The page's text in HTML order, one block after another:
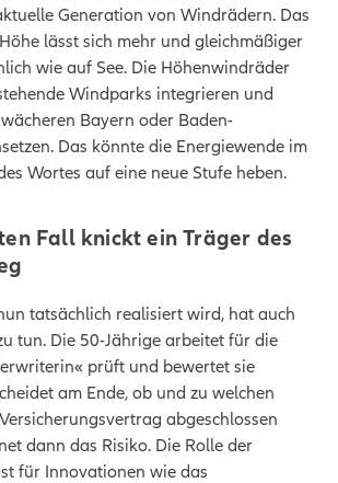
Generation von Windrädern. Das
lässt sich mehr und gleichmäßiger
wie auf See. Die Höhenwindräder
Windparks integrieren und
Bayern oder Baden-
Das könnte die Energiewende im
Wortes auf eine neue Stufe heben.
Fall knickt ein Träger des
tatsächlich realisiert wird, hat auch
tun. Die 50-Jährige arbeitet für die
prüft und bewertet sie
am Ende, ob und zu welchen
abgeschlossen
dann das Risiko. Die Rolle der
für Innovationen wie das